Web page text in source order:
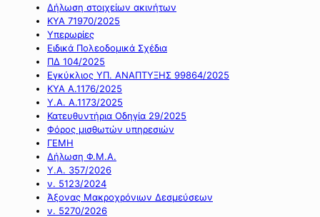
Δήλωση στοιχείων ακινήτων
ΚΥΑ 71970/2025
Υπερωρίες
Ειδικά Πολεοδομικά Σχέδια
ΠΔ 104/2025
Εγκύκλιος ΥΠ. ΑΝΑΠΤΥΞΗΣ 99864/2025
ΚΥΑ Α.1176/2025
Υ.Α. Α.1173/2025
Κατευθυντήρια Οδηγία 29/2025
Φόρος μισθωτών υπηρεσιών
ΓΕΜΗ
Δήλωση Φ.Μ.Α.
Υ.Α. 357/2026
ν. 5123/2024
Άξονας Μακροχρόνιων Δεσμεύσεων
ν. 5270/2026